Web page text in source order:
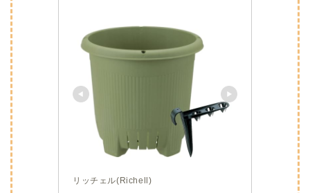
リッチェル(Richell)